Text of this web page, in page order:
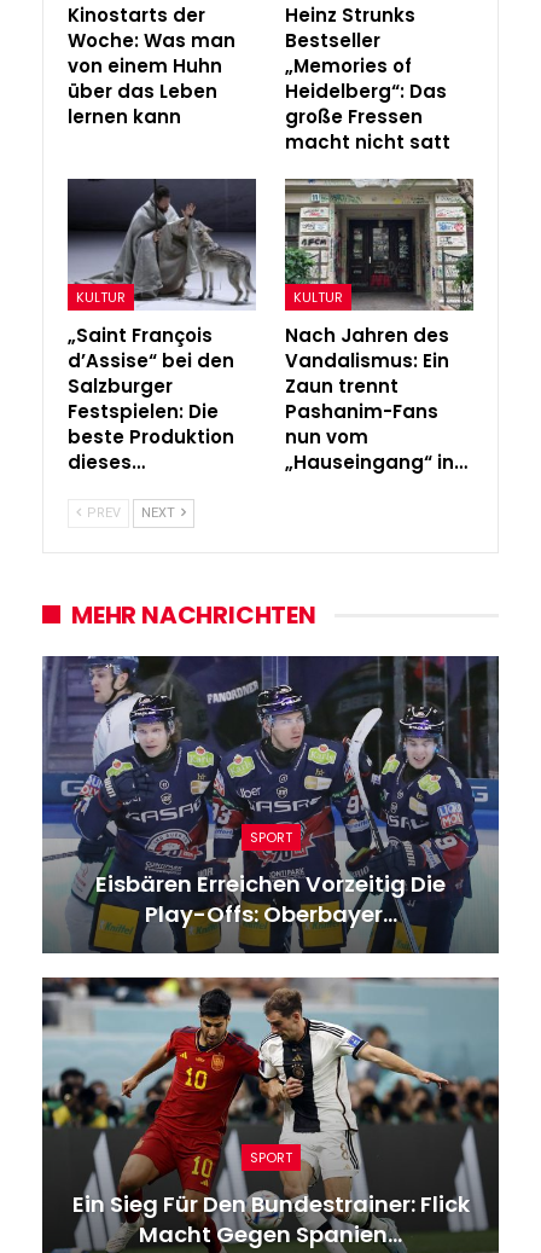
Kinostarts der
Woche: Was man
von einem Huhn
über das Leben
lernen kann
Heinz Strunks
Bestseller
„Memories of
Heidelberg“: Das
große Fressen
macht nicht satt
KULTUR
„Saint François
d’Assise“ bei den
Salzburger
Festspielen: Die
beste Produktion
dieses…
KULTUR
Nach Jahren des
Vandalismus: Ein
Zaun trennt
Pashanim-Fans
nun vom
„Hauseingang“ in…
PREV NEXT
MEHR NACHRICHTEN
SPORT
Eisbären Erreichen Vorzeitig Die
Play-Offs: Oberbayer…
SPORT
Ein Sieg Für Den Bundestrainer: Flick
Macht Gegen Spanien…